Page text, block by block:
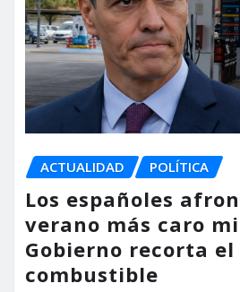
ACTUALIDAD POLÍTICA
Los españoles
verano más caro
Gobierno recorta el
combustible